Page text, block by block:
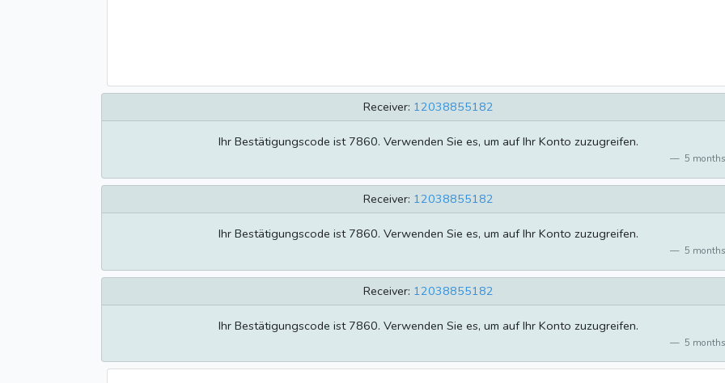
Receiver: 12038855182
Ihr Bestätigungscode ist 7860. Verwenden Sie es, um auf Ihr Konto zuzugreifen.
5
Receiver: 12038855182
Ihr Bestätigungscode ist 7860. Verwenden Sie es, um auf Ihr Konto zuzugreifen.
5
Receiver: 12038855182
Ihr Bestätigungscode ist 7860. Verwenden Sie es, um auf Ihr Konto zuzugreifen.
5